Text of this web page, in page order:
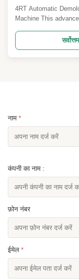
से हीटिंग - विद्युत
तापमान - अनुकूलन
4RT Automatic
Machine This
and complete PLC
and plastic molding
Specifications 4RT
नाम*
कंपनी का नाम :
फ़ोन नंबर
ईमेल*